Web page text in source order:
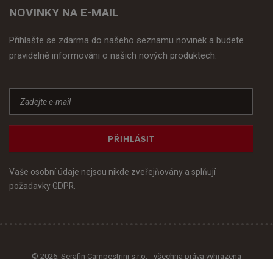
NOVINKY NA E-MAIL
Přihlašte se zdarma do našeho seznamu novinek a budete
pravidelně informováni o našich nových produktech.
PŘIHLÁSIT
Vaše osobní údaje nejsou nikde zveřejňovány a splňují
požadavky GDPR
© 2026, Serafin Campestrini s.r.o. - všechna práva vyhrazena